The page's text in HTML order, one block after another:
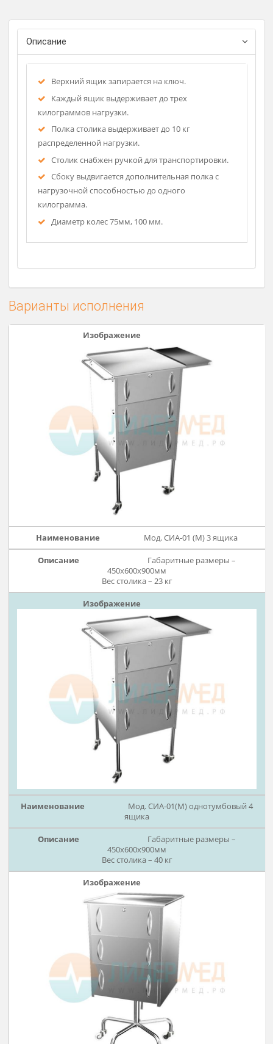
Фирма-изготовитель: ООО "МП
Описание
Верхний ящик запираeтся на ключ.
Каждый ящик выдерживает до трех
килограммов нагрузки.
Полка столика выдерживает до 10 кг
нагрузочной способностью до одного
килограмма.
Диаметр колес 75мм, 100 мм.
Варианты исполнения
Мод. СИА-01 (М) 3 ящика
Габаритные размеры –
450х600х900мм
Вес столика – 23 кг
Мод. СИА-01(М)
ящика
Габаритные размеры –
450х600х900мм